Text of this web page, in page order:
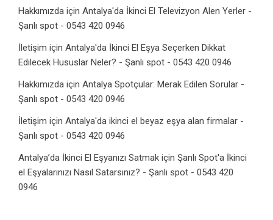
Hakkımızda için Antalya'da İkinci El Televizyon Alen Yerler -
Şanlı spot - 0543 420 0946
İletişim için Antalya'da İkinci El Eşya Seçerken Dikkat
Edilecek Hususlar Neler? - Şanlı spot - 0543 420 0946
Hakkımızda için Antalya Spotçular: Merak Edilen Sorular -
Şanlı spot - 0543 420 0946
İletişim için Antalya'da ikinci el beyaz eşya alan firmalar -
Şanlı spot - 0543 420 0946
Antalya’da İkinci El Eşyanızı Satmak için Şanlı Spot'a İkinci
el Eşyalarınızı Nasıl Satarsınız? - Şanlı spot - 0543 420
0946